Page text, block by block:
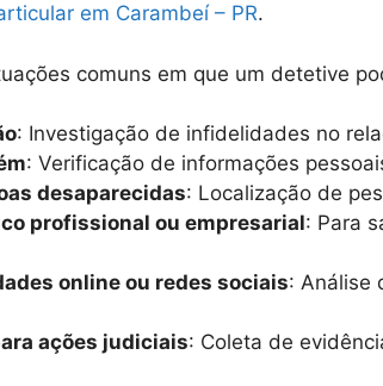
em Carambeí – PR.
comuns em que um detetive
: Investigação de infidelidades no
: Verificação de informações
desaparecidas: Localização de
profissional ou empresarial: Para
online ou redes sociais: Análise
ações judiciais: Coleta de